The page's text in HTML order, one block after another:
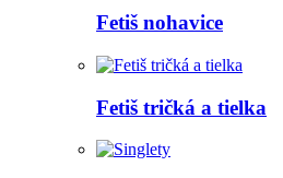
Fetiš nohavice
Fetiš tričká a tielka